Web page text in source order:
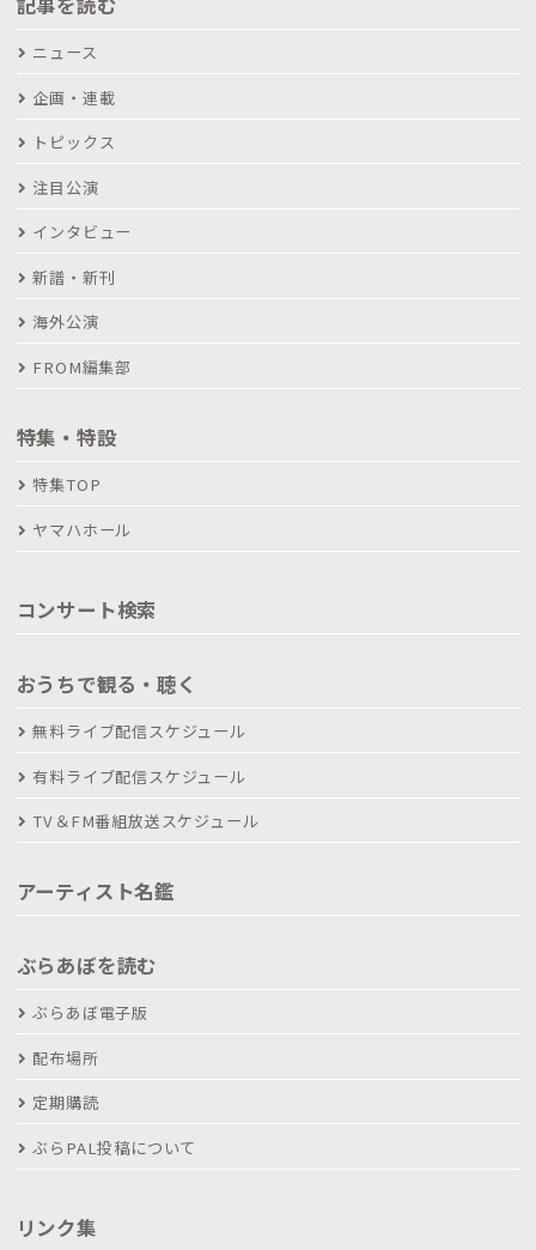
ニュース
企画・連載
トピックス
注目公演
インタビュー
新譜・新刊
海外公演
FROM編集部
特集・特設
特集TOP
ヤマハホール
コンサート検索
おうちで観る・聴く
無料ライブ配信スケジュール
有料ライブ配信スケジュール
TV＆FM番組放送スケジュール
アーティスト名鑑
ぶらあぼを読む
ぶらあぼ電子版
配布場所
定期購読
ぶらPAL投稿について
リンク集